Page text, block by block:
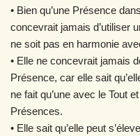
• Bien qu’une Présence
concevrait jamais d’utiliser
ne soit pas en harmonie
• Elle ne concevrait jamais
Présence, car elle sait
ne fait qu’une avec le Tout
Présences.
• Elle sait qu’elle peut